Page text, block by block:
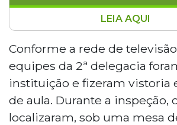
A Polícia Nacional do Paraguai
uma réplica de arma e
escola no bairro San Blas, em
Caballero, após uma professora
objetos em sala de aula. Entre o
estavam munições de calibres
38. Dois alunos assumiram ter
LEIA AQUI
Conforme a rede de
equipes da 2ª delegacia
instituição e fizeram vistoria
de aula. Durante a inspeção,
localizaram, sob uma mesa